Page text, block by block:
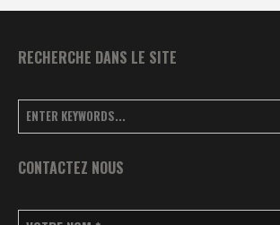
RECHERCHE DANS LE SITE
CONTACTEZ NOUS